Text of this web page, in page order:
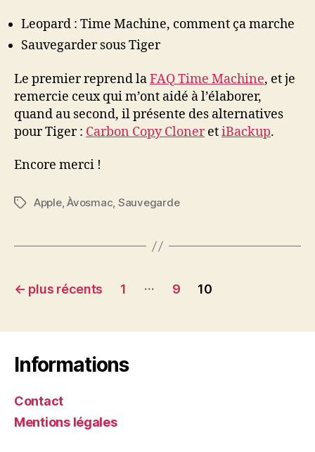
Leopard : Time Machine, comment ça marche
Sauvegarder sous Tiger
Le premier reprend laFAQ Time Machine, et je
remercie ceux qui m’ont aidé à l’élaborer,
quand au second, il présente des alternatives
pour Tiger : Carbon Copy CloneretiBackup.
Encore merci !
Étiquettes
Apple,Àvosmac, Sauvegarde
Navigation
articles
← plus récents 1 … 9 10
Informations
Contact
Mentions légales